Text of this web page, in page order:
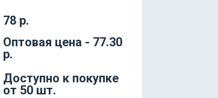
78 р.
Оптовая цена - 77.30
р.
Доступно к покупке
от 50 шт.